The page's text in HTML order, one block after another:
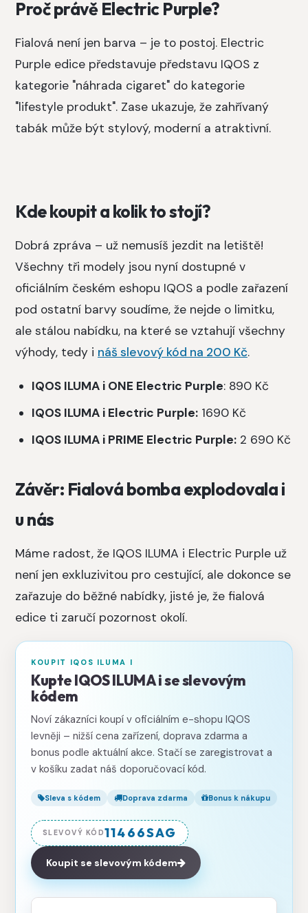
Proč právě Electric Purple?
Fialová není jen barva – je to postoj. Electric
Purple edice představuje představu IQOS z
kategorie "náhrada cigaret" do kategorie
"lifestyle produkt". Zase ukazuje, že zahřívaný
tabák může být stylový, moderní a atraktivní.
Kde koupit a kolik to stojí?
Dobrá zpráva – už nemusíš jezdit na letiště!
Všechny tři modely jsou nyní dostupné v
oficiálním českém eshopu IQOS a podle zařazení
pod ostatní barvy soudíme, že nejde o limitku,
ale stálou nabídku, na které se vztahují všechny
výhody, tedy i náš slevový kód na 200 Kč.
IQOS ILUMA i ONE Electric Purple: 890 Kč
IQOS ILUMA i Electric Purple: 1690 Kč
IQOS ILUMA i PRIME Electric Purple: 2 690 Kč
Závěr: Fialová bomba explodovala i
u nás
Máme radost, že IQOS ILUMA i Electric Purple už
není jen exkluzivitou pro cestující, ale dokonce se
zařazuje do běžné nabídky, jisté je, že fialová
edice ti zaručí pozornost okolí.
KOUPIT IQOS ILUMA I
Kupte IQOS ILUMA i se slevovým
kódem
Noví zákazníci koupí v oficiálním e-shopu IQOS
levněji – nižší cena zařízení, doprava zdarma a
bonus podle aktuální akce. Stačí se zaregistrovat a
v košíku zadat náš doporučovací kód.
Sleva s kódem Doprava zdarma Bonus k nákupu
SLEVOVÝ KÓD11466SAG
Koupit se slevovým kódem